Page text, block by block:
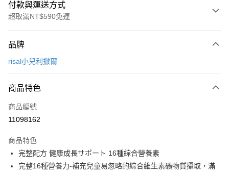
付款與運送方式
超取滿NT$590免運
信用卡一次付款
LINE Pay
Apple Pay
悠遊付
Google Pay
品牌
risal小兒利撒爾
商品特色
商品編號
11098162
商品特色
完整配方 健康成長サポート 16種綜合營養素
完整16種營養力-補充兒童易忽略的綜合維生素礦物質攝取，滿